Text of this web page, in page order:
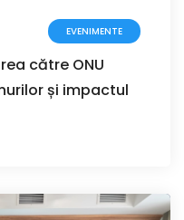
EVENIMENTE
către ONU
și impactul